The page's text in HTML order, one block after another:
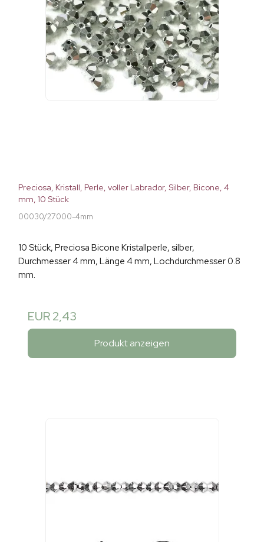
Preciosa, Kristall, Perle, voller Labrador, Silber, Bicone, 4
mm, 10 Stück
00030/27000-4mm
10 Stück, Preciosa Bicone Kristallperle, silber,
Durchmesser 4 mm, Länge 4 mm, Lochdurchmesser 0.8
mm.
EUR 2,43
Produkt anzeigen